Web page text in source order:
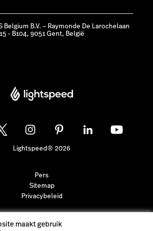
Belgium B.V. – Raymonde De Larochelaan
15 - B104, 9051 Gent, België
Lightspeed® 2026
Pers
Sitemap
Privacybeleid
maakt gebruik